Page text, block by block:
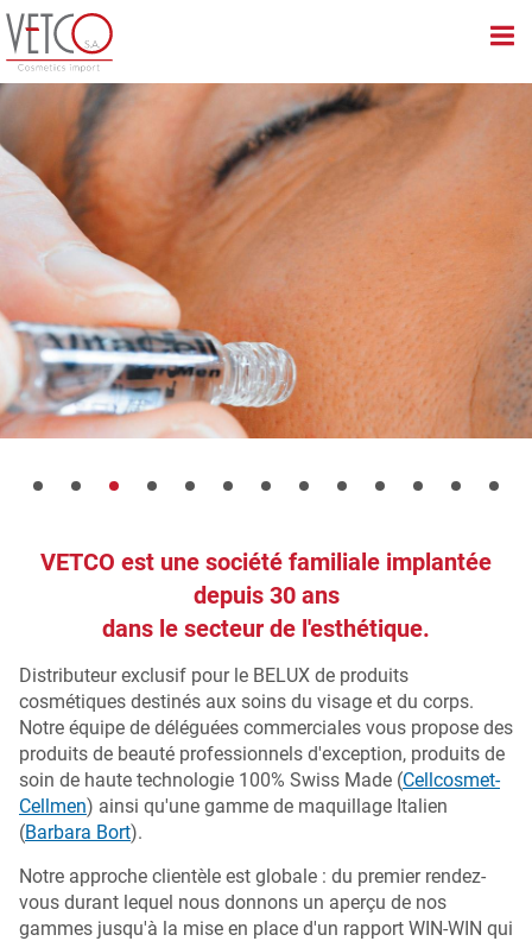
VETCO est une société familiale implantée
depuis 30 ans
dans le secteur de l'esthétique.
Distributeur exclusif pour le BELUX de produits
cosmétiques destinés aux soins du visage et du corps.
Notre équipe de déléguées commerciales vous propose des
produits de beauté professionnels d'exception, produits de
soin de haute technologie 100% Swiss Made (Cellcosmet-
Cellmen) ainsi qu'une gamme de maquillage Italien
(Barbara Bort).
Notre approche clientèle est globale : du premier rendez-
vous durant lequel nous donnons un aperçu de nos
gammes jusqu'à la mise en place d'un rapport WIN-WIN qui